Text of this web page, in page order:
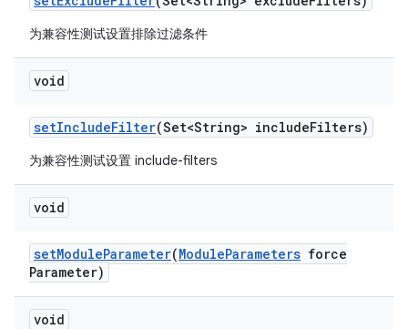
为兼容性测试设置排除过滤条件
void
setIncludeFilter(Set<String> includeFilters)
为兼容性测试设置 include-filters
void
setModuleParameter(ModuleParameters force
Parameter)
void